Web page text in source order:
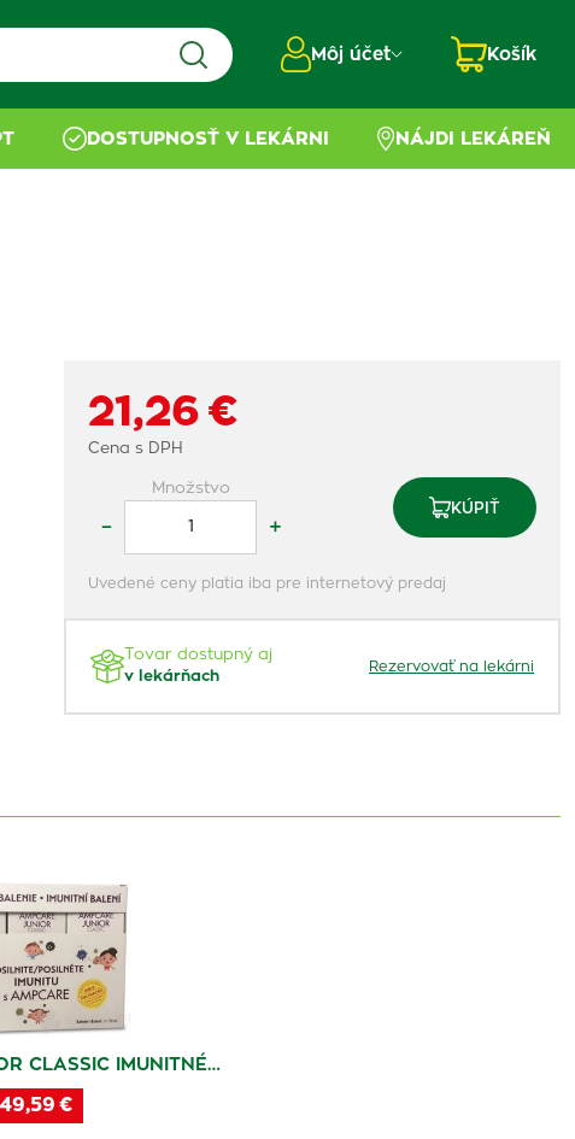
Môj účet Košík
DOSTUPNOSŤ V LEKÁRNI NÁJDI LEKÁREŇ
21,26 €
Cena s DPH
Množstvo
– +
KÚPIŤ
Uvedené ceny platia iba pre internetový predaj
Tovar dostupný aj
v lekárňach
Rezervovať na lekárni
CLASSIC IMUNITNÉ…
49,59 €